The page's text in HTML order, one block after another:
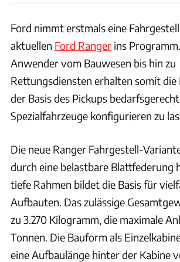
Ford nimmt erstmals eine
aktuellen Ford Ranger ins
Anwender vom Bauwesen bis hin zu
Rettungsdiensten erhalten somit
der Basis des Pickups
Spezialfahrzeuge konfigurieren zu
Die neue Ranger Fahrgestell-
durch eine belastbare Blattfederung
tiefe Rahmen bildet die Basis für
Aufbauten. Das zulässige
zu 3.270 Kilogramm, die maximale
Tonnen. Die Bauform als
eine Aufbaulänge hinter der Kabine